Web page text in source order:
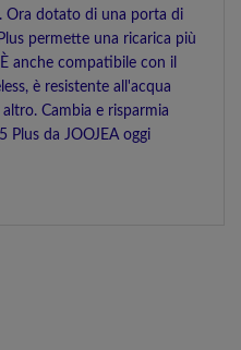
Ora dotato di una porta di
permette una ricarica più
anche compatibile con il
è resistente all'acqua
Cambia e risparmia
Plus da JOOJEA oggi